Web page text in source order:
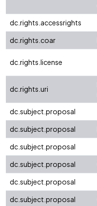
dc.rights.accessrights
dc.rights.coar
dc.rights.license
dc.rights.uri
dc.subject.proposal
dc.subject.proposal
dc.subject.proposal
dc.subject.proposal
dc.subject.proposal
dc.subject.proposal